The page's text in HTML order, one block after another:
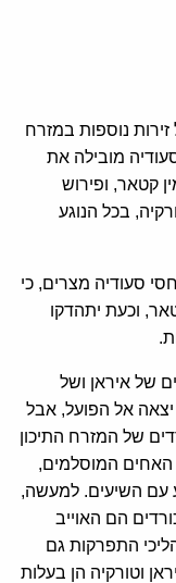
נוספות במזרח
מובילה את
קטאר, ופירוש
בכל הנוגע
סעודיה מצרים, כי
וכעת יתהדקו
של איראן ושל
אל הפועל, אבל
של המזרח התיכון
האחים המוסלמים,
עם השיעים. למעשה,
הם האוייב
התפרקות גם
וטורקיה הן בעלות